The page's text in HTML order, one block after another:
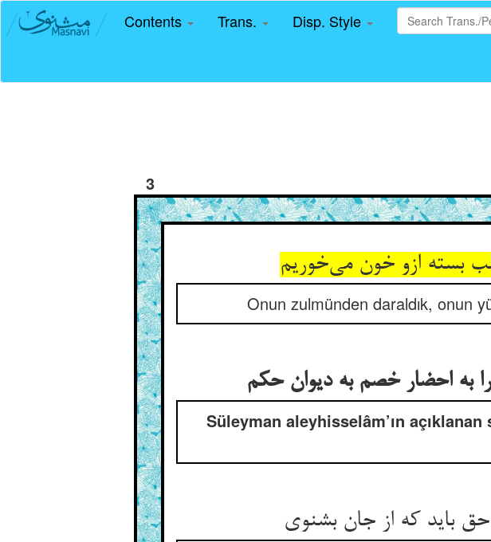
Contents Trans. Disp. Style
3
بسته ازو خون می‌خوریم
Onun zulmünden daraldık, onun
به احضار خصم به دیوان حکم
Süleyman aleyhisselâm’ın
باید که از جان بشنوی